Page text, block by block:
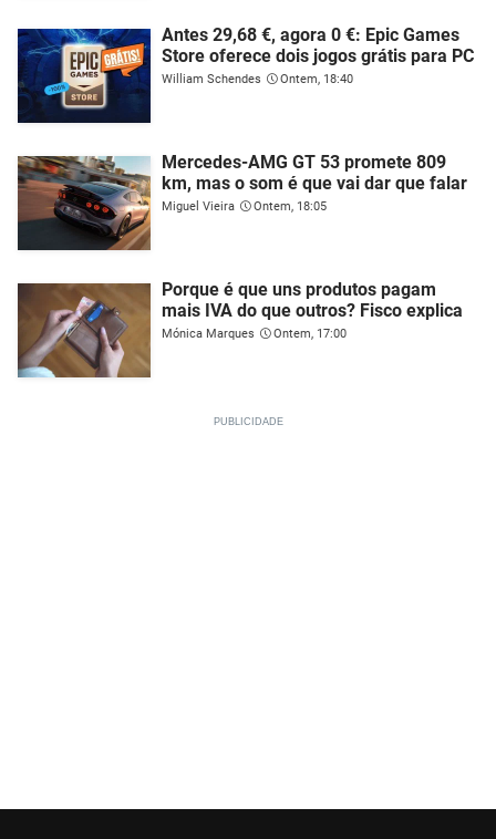
Antes 29,68 €, agora 0 €: Epic Games
Store oferece dois jogos grátis para PC
William Schendes Ontem, 18:40
Mercedes-AMG GT 53 promete 809
km, mas o som é que vai dar que falar
Miguel Vieira Ontem, 18:05
Porque é que uns produtos pagam
mais IVA do que outros? Fisco explica
Mónica Marques Ontem, 17:00